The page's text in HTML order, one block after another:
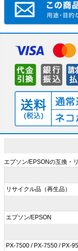
エプソン/EPSONの互換・
リサイクル品（再生品）
エプソン/EPSON
PX-7500 / PX-7550 / PX-